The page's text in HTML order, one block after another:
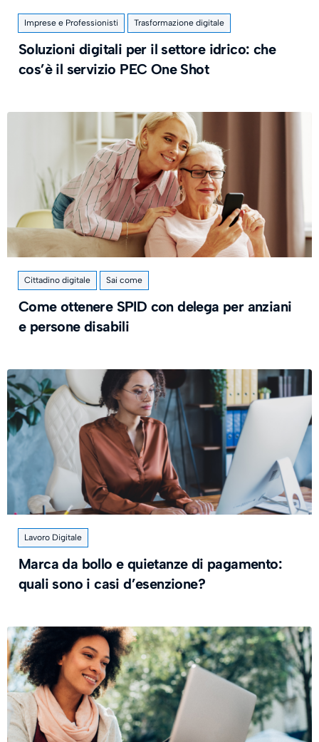
Imprese e Professionisti Trasformazione digitale
Soluzioni digitali per il settore idrico: che
cos’è il servizio PEC One Shot
Cittadino digitale Sai come
Come ottenere SPID con delega per anziani
e persone disabili
Lavoro Digitale
Marca da bollo e quietanze di pagamento:
quali sono i casi d’esenzione?